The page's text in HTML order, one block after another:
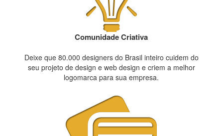
Comunidade Criativa
Deixe que 80.000 designers do Brasil inteiro cuidem do
seu projeto de design e web design e criem a melhor
logomarca para sua empresa.